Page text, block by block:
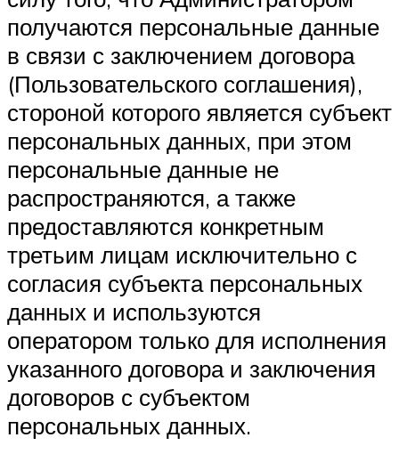
получаются персональные данные
в связи с заключением договора
(Пользовательского соглашения),
стороной которого является субъект
персональных данных, при этом
персональные данные не
распространяются, а также
предоставляются конкретным
третьим лицам исключительно с
согласия субъекта персональных
данных и используются
оператором только для исполнения
указанного договора и заключения
договоров с субъектом
персональных данных.